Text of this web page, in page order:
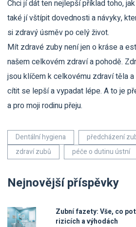
Chci jí dát ten nejlepší příklad toho,
také jí vštípit dovednosti a návyky,
si zdravý úsměv po celý život.
Mít zdravé zuby není jen o kráse a
našem celkovém zdraví a pohodě.
jsou klíčem k celkovému zdraví těla
cítit se lepší a vypadat lépe. A to je
a pro moji rodinu přeju.
Dentální hygiena
předcházení
zdraví zubů
péče o dutinu ústní
Nejnovější příspěvky
Zubní fazety: Vše, co
rizicích a výhodách